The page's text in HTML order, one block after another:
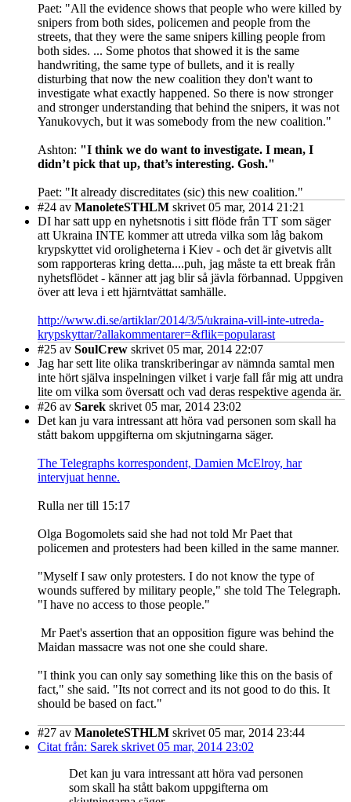
Paet: "All the evidence shows that people who were killed by
snipers from both sides, policemen and people from the
streets, that they were the same snipers killing people from
both sides. ... Some photos that showed it is the same
handwriting, the same type of bullets, and it is really
disturbing that now the new coalition they don't want to
investigate what exactly happened. So there is now stronger
and stronger understanding that behind the snipers, it was not
Yanukovych, but it was somebody from the new coalition."
Ashton: "I think we do want to investigate. I mean, I
didn’t pick that up, that’s interesting. Gosh."
Paet: "It already discreditates (sic) this new coalition."
#24 av ManoleteSTHLM skrivet 05 mar, 2014 21:21
DI har satt upp en nyhetsnotis i sitt flöde från TT som säger
att Ukraina INTE kommer att utreda vilka som låg bakom
krypskyttet vid oroligheterna i Kiev - och det är givetvis allt
som rapporteras kring detta....puh, jag måste ta ett break från
nyhetsflödet - känner att jag blir så jävla förbannad. Uppgiven
över att leva i ett hjärntvättat samhälle.
http://www.di.se/artiklar/2014/3/5/ukraina-vill-inte-utreda-
krypskyttar/?allakommentarer=&flik=popularast
#25 av SoulCrew skrivet 05 mar, 2014 22:07
Jag har sett lite olika transkriberingar av nämnda samtal men
inte hört själva inspelningen vilket i varje fall får mig att undra
lite om vilka som översatt och vad deras respektive agenda är.
#26 av Sarek skrivet 05 mar, 2014 23:02
Det kan ju vara intressant att höra vad personen som skall ha
stått bakom uppgifterna om skjutningarna säger.
The Telegraphs korrespondent, Damien McElroy, har
intervjuat henne.
Rulla ner till 15:17
Olga Bogomolets said she had not told Mr Paet that
policemen and protesters had been killed in the same manner.
"Myself I saw only protesters. I do not know the type of
wounds suffered by military people," she told The Telegraph.
"I have no access to those people."
Mr Paet's assertion that an opposition figure was behind the
Maidan massacre was not one she could share.
"I think you can only say something like this on the basis of
fact," she said. "Its not correct and its not good to do this. It
should be based on fact."
#27 av ManoleteSTHLM skrivet 05 mar, 2014 23:44
Citat från: Sarek skrivet 05 mar, 2014 23:02
Det kan ju vara intressant att höra vad personen
som skall ha stått bakom uppgifterna om